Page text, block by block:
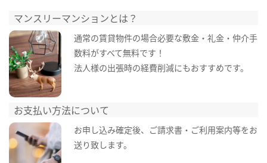
マンスリーマンションとは？
通常の賃貸物件の場合必要な敷金・礼金・仲介手
数料がすべて無料です！
法人様の出張時の経費削減にもおすすめです。
お支払い方法について
お申し込み確定後、ご請求書・ご利用案内等をお
送り致します。